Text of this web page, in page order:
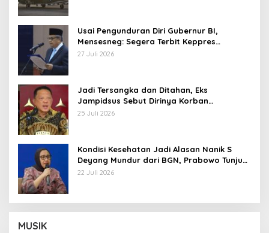
Usai Pengunduran Diri Gubernur BI,
Mensesneg: Segera Terbit Keppres
Pemberhentian dengan Hormat
27 Juli 2026
Jadi Tersangka dan Ditahan, Eks
Jampidsus Sebut Dirinya Korban
Kriminalisasi
25 Juli 2026
Kondisi Kesehatan Jadi Alasan Nanik S
Deyang Mundur dari BGN, Prabowo Tunjuk
Wamentan Sudaryono
22 Juli 2026
MUSIK